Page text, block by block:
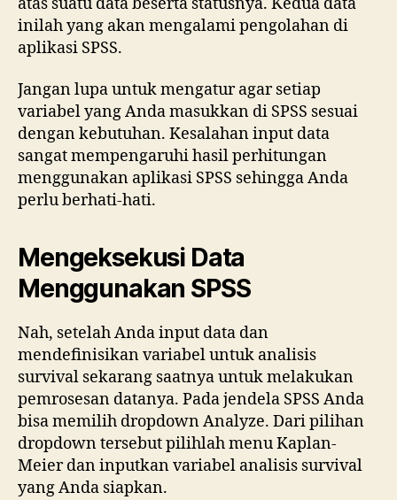
inilah yang akan mengalami pengolahan di
aplikasi SPSS.
Jangan lupa untuk mengatur agar setiap
variabel yang Anda masukkan di SPSS sesuai
dengan kebutuhan. Kesalahan input data
sangat mempengaruhi hasil perhitungan
menggunakan aplikasi SPSS sehingga Anda
perlu berhati-hati.
Mengeksekusi Data
Menggunakan SPSS
Nah, setelah Anda input data dan
mendefinisikan variabel untuk analisis
survival sekarang saatnya untuk melakukan
pemrosesan datanya. Pada jendela SPSS Anda
bisa memilih dropdown Analyze. Dari pilihan
dropdown tersebut pilihlah menu Kaplan-
Meier dan inputkan variabel analisis survival
yang Anda siapkan.